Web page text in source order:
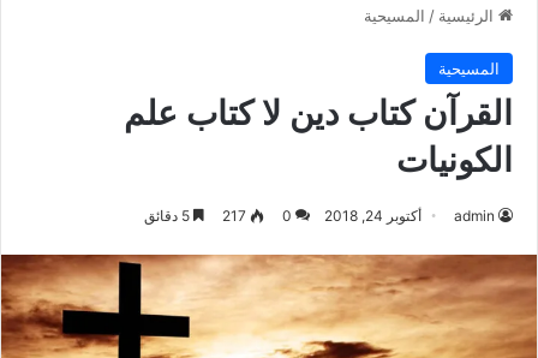
الرئيسية / المسيحية
المسيحية
القرآن كتاب دين لا كتاب علم
الكونيات
admin أكتوبر 24, 2018 0
217